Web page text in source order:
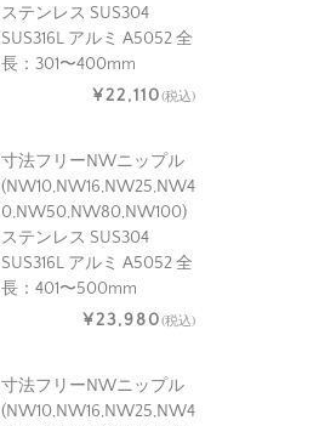
ステンレス SUS304
SUS316L アルミ A5052 全
長：301〜400mm
¥22,110(税込)
寸法フリーNWニップル
(NW10,NW16,NW25,NW4
0,NW50,NW80,NW100)
ステンレス SUS304
SUS316L アルミ A5052 全
長：401〜500mm
¥23,980(税込)
寸法フリーNWニップル
(NW10,NW16,NW25,NW4